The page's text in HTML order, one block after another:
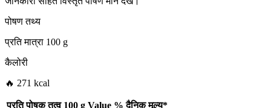
पोषण तथ्य
प्रति मात्रा 100 g
कैलोरी
🔥 271 kcal
प्रति पोषक तत्व 100 g Value %दैनिक मूल्य*